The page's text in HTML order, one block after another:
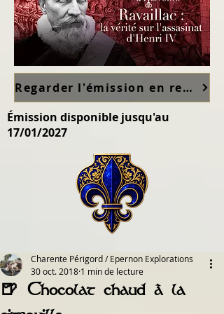
Regarder l'émission en replay sur France TV ici
Émission disponible jusqu'au
17/01/2027
🍺 Chocolat chaud à la
Charente Périgord / Epernon Explorations
30 oct. 2018 1 min de lecture